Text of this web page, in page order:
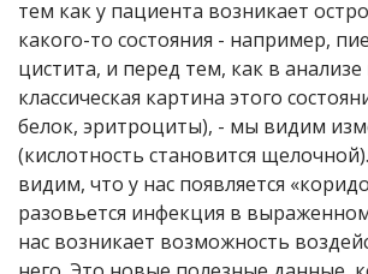
тем как у пациента возникает
какого-то состояния - например,
цистита, и перед тем, как в анализе
классическая картина этого
белок, эритроциты), - мы видим
(кислотность становится
видим, что у нас появляется
разовьется инфекция в
нас возникает возможность